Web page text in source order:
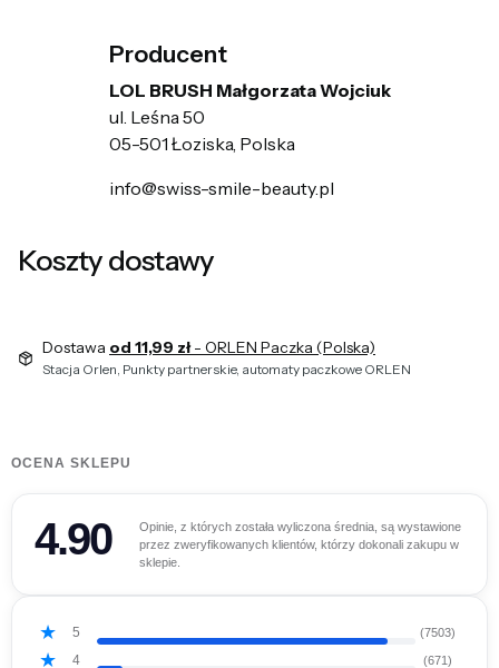
Producent
LOL BRUSH Małgorzata Wojciuk
ul. Leśna 50
05-501 Łoziska, Polska
info@swiss-smile-beauty.pl
Koszty dostawy
Dostawa od 11,99 zł- ORLEN Paczka (Polska)
Stacja Orlen, Punkty partnerskie, automaty paczkowe ORLEN
OCENA SKLEPU
4.90
Opinie, z których została wyliczona średnia, są wystawione
przez zweryfikowanych klientów, którzy dokonali zakupu w
sklepie.
5 (7503)
4 (671)